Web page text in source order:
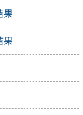
果
果